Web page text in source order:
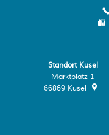
Standort Kusel
Marktplatz 1
66869 Kusel